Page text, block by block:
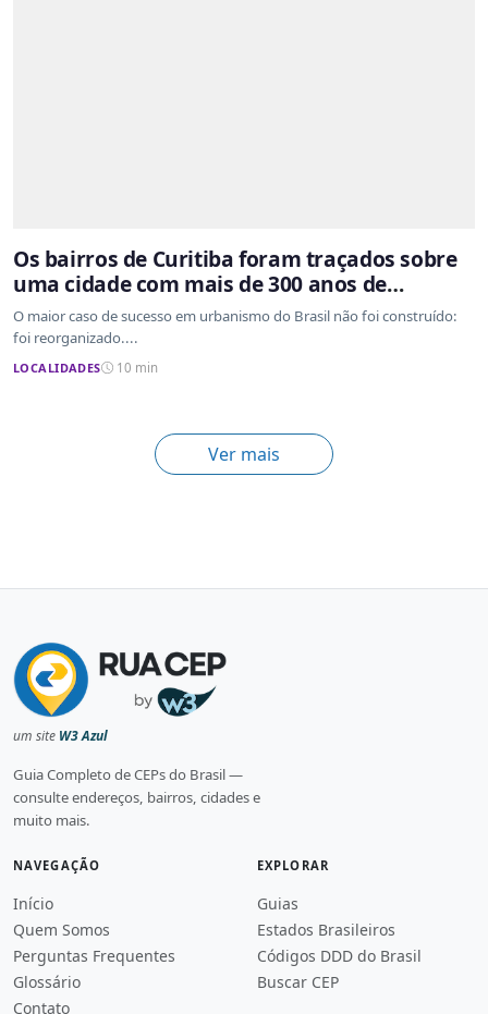
Os bairros de Curitiba foram traçados sobre
uma cidade com mais de 300 anos de
ocupação desordenada
O maior caso de sucesso em urbanismo do Brasil não foi construído:
foi reorganizado....
LOCALIDADES 10 min
Ver mais
um site W3 Azul
Guia Completo de CEPs do Brasil —
consulte endereços, bairros, cidades e
muito mais.
NAVEGAÇÃO
Início
Quem Somos
Perguntas Frequentes
Glossário
Contato
EXPLORAR
Guias
Estados Brasileiros
Códigos DDD do Brasil
Buscar CEP